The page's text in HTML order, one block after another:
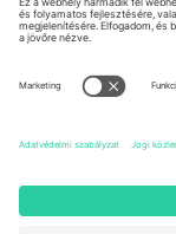
Mexico
Av Chapultepec 360,
Norte, Cuauhtémoc,
Ciudad de México,
tartománytól
adott esemény